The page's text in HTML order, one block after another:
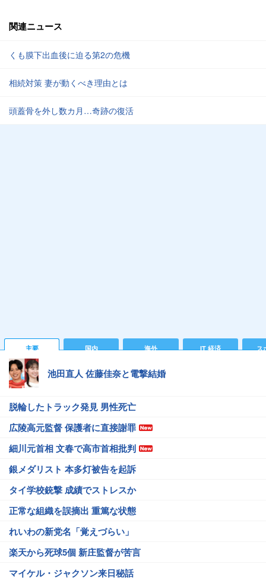
関連ニュース
くも膜下出血後に迫る第2の危機
相続対策 妻が動くべき理由とは
頭蓋骨を外し数カ月…奇跡の復活
主要 国内 海外 IT 経済 ス
池田直人 佐藤佳奈と電撃結婚
脱輪したトラック発見 男性死亡
広陵高元監督 保護者に直接謝罪
細川元首相 文春で高市首相批判
銀メダリスト 本多灯被告を起訴
タイ学校銃撃 成績でストレスか
正常な組織を誤摘出 重篤な状態
れいわの新党名「覚えづらい」
楽天から死球5個 新庄監督が苦言
マイケル・ジャクソン来日秘話